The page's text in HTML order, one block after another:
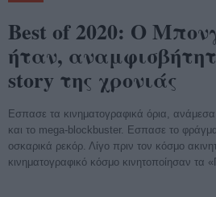
Best of 2020: O
ήταν,
story της χρονιάς
Εσπασε τα κινηματογραφικά όρια, ανάμεσα
και το mega-blockbuster. Εσπασε το
οσκαρικά ρεκόρ. Λίγο πριν τον κόσμο
κινηματογραφικό κόσμο κινητοποίησαν τα